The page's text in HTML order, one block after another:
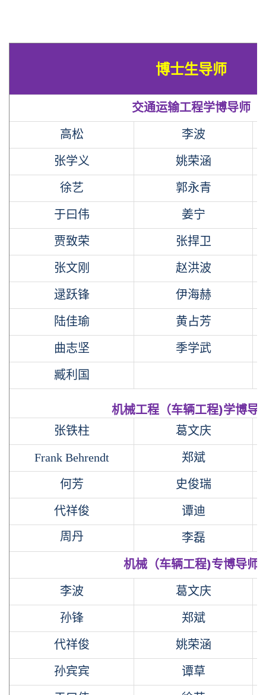
博士生导师
交通运输工程学博导师
高松 李波
张学义 姚荣涵
徐艺 郭永青
于曰伟 姜宁
贾致荣 张捍卫
张文刚 赵洪波
逯跃锋 伊海赫
陆佳瑜 黄占芳
曲志坚 季学武
臧利国
机械工程（车辆工程)学博导
张铁柱 葛文庆
Frank Behrendt 郑斌
何芳 史俊瑞
代祥俊
谭迪
周丹
李磊
机械（车辆工程)专博导师
李波 葛文庆
孙锋 郑斌
代祥俊 姚荣涵
孙宾宾 谭草